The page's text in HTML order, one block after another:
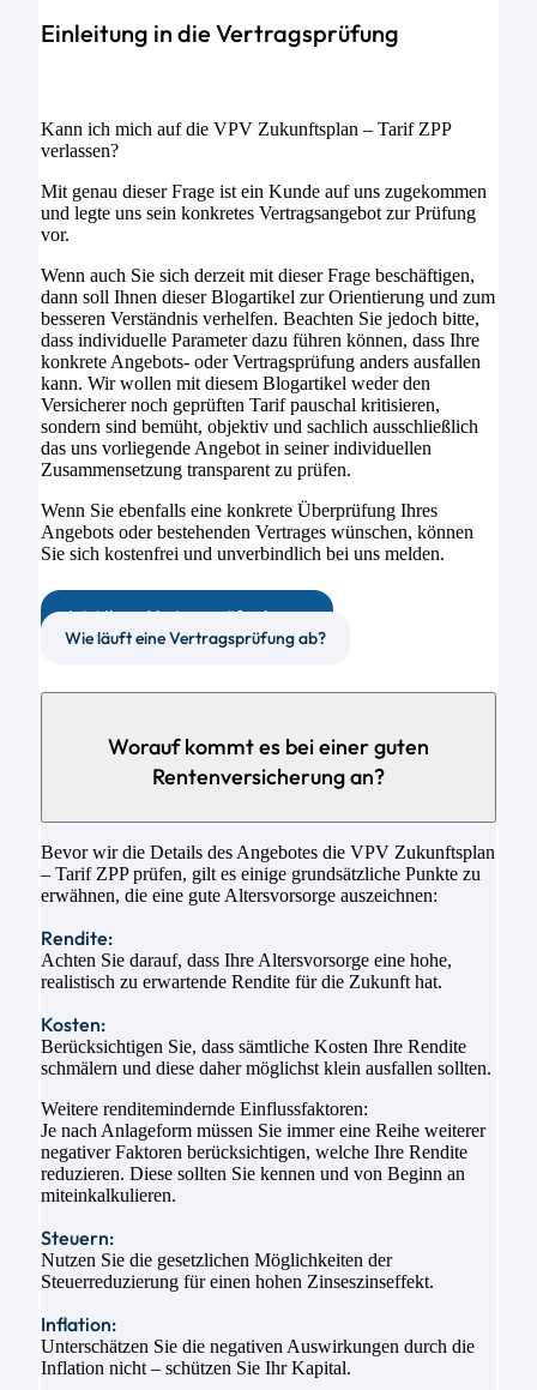
Einleitung in die Vertragsprüfung
Kann ich mich auf die VPV Zukunftsplan – Tarif ZPP
verlassen?
Mit genau dieser Frage ist ein Kunde auf uns zugekommen
und legte uns sein konkretes Vertragsangebot zur Prüfung
vor.
Wenn auch Sie sich derzeit mit dieser Frage beschäftigen,
dann soll Ihnen dieser Blogartikel zur Orientierung und zum
besseren Verständnis verhelfen. Beachten Sie jedoch bitte,
dass individuelle Parameter dazu führen können, dass Ihre
konkrete Angebots- oder Vertragsprüfung anders ausfallen
kann. Wir wollen mit diesem Blogartikel weder den
Versicherer noch geprüften Tarif pauschal kritisieren,
sondern sind bemüht, objektiv und sachlich ausschließlich
das uns vorliegende Angebot in seiner individuellen
Zusammensetzung transparent zu prüfen.
Wenn Sie ebenfalls eine konkrete Überprüfung Ihres
Angebots oder bestehenden Vertrages wünschen, können
Sie sich kostenfrei und unverbindlich bei uns melden.
Jetzt Ihren Vertrag prüfen lassen
Wie läuft eine Vertragsprüfung ab?
Worauf kommt es bei einer guten
Rentenversicherung an?
Bevor wir die Details des Angebotes die VPV Zukunftsplan
– Tarif ZPP prüfen, gilt es einige grundsätzliche Punkte zu
erwähnen, die eine gute Altersvorsorge auszeichnen:
Rendite:
Achten Sie darauf, dass Ihre Altersvorsorge eine hohe,
realistisch zu erwartende Rendite für die Zukunft hat.
Kosten:
Berücksichtigen Sie, dass sämtliche Kosten Ihre Rendite
schmälern und diese daher möglichst klein ausfallen sollten.
Weitere renditemindernde Einflussfaktoren:
Je nach Anlageform müssen Sie immer eine Reihe weiterer
negativer Faktoren berücksichtigen, welche Ihre Rendite
reduzieren. Diese sollten Sie kennen und von Beginn an
miteinkalkulieren.
Steuern:
Nutzen Sie die gesetzlichen Möglichkeiten der
Steuerreduzierung für einen hohen Zinseszinseffekt.
Inflation:
Unterschätzen Sie die negativen Auswirkungen durch die
Inflation nicht – schützen Sie Ihr Kapital.